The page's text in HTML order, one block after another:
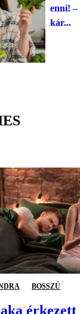
enni!
kár...
BOSSZÚ
érkezett